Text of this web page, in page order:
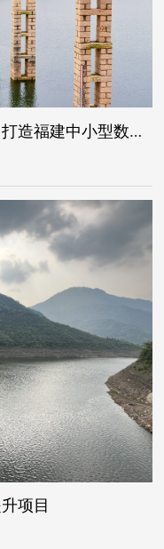
厦门市数字水库综合管理平台，打造福建中小型数字水库标杆
项目